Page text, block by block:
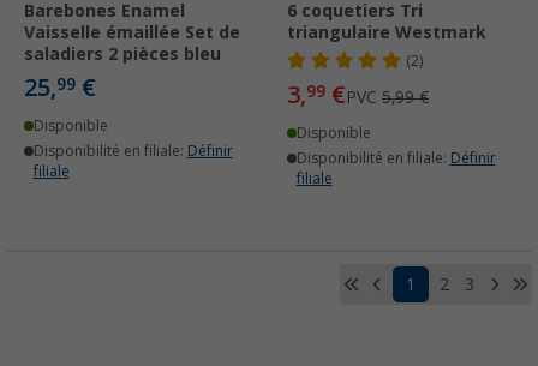
Barebones Enamel
Vaisselle émaillée Set de
saladiers 2 pièces bleu
25,99 €
Disponible
Disponibilité en filiale: Définir
filiale
6 coquetiers Tri
triangulaire Westmark
(2)
3,99 €PVC 5,99 €
Disponible
Disponibilité en filiale: Définir
filiale
1 2 3